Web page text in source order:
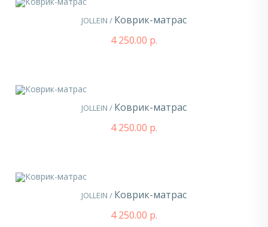
JOLLEIN / Коврик-матрас
4 250.00 р.
JOLLEIN / Коврик-матрас
4 250.00 р.
JOLLEIN / Коврик-матрас
4 250.00 р.